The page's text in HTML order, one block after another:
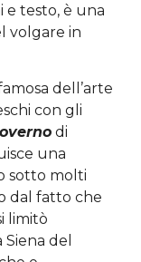
e testo, è una
volgare in
dell’arte
con gli
di
una
sotto molti
dal fatto che
limitò
del